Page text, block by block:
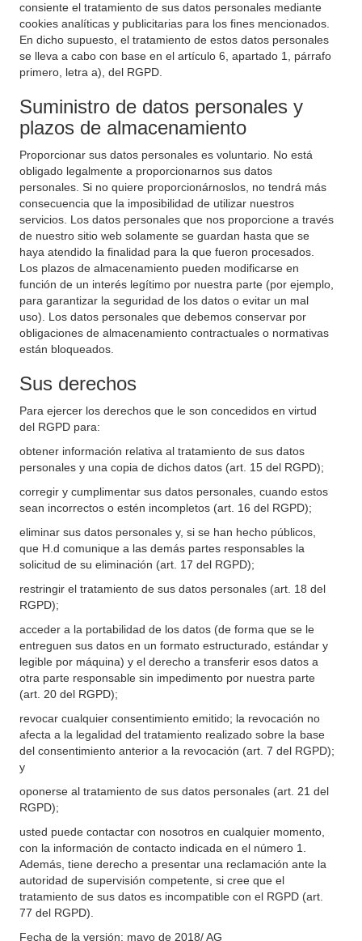
consiente el tratamiento de sus datos personales mediante
cookies analíticas y publicitarias para los fines mencionados.
En dicho supuesto, el tratamiento de estos datos personales
se lleva a cabo con base en el artículo 6, apartado 1, párrafo
primero, letra a), del RGPD.
Suministro de datos personales y
plazos de almacenamiento
Proporcionar sus datos personales es voluntario. No está
obligado legalmente a proporcionarnos sus datos
personales. Si no quiere proporcionárnoslos, no tendrá más
consecuencia que la imposibilidad de utilizar nuestros
servicios. Los datos personales que nos proporcione a través
de nuestro sitio web solamente se guardan hasta que se
haya atendido la finalidad para la que fueron procesados.
Los plazos de almacenamiento pueden modificarse en
función de un interés legítimo por nuestra parte (por ejemplo,
para garantizar la seguridad de los datos o evitar un mal
uso). Los datos personales que debemos conservar por
obligaciones de almacenamiento contractuales o normativas
están bloqueados.
Sus derechos
Para ejercer los derechos que le son concedidos en virtud
del RGPD para:
obtener información relativa al tratamiento de sus datos
personales y una copia de dichos datos (art. 15 del RGPD);
corregir y cumplimentar sus datos personales, cuando estos
sean incorrectos o estén incompletos (art. 16 del RGPD);
eliminar sus datos personales y, si se han hecho públicos,
que H.d comunique a las demás partes responsables la
solicitud de su eliminación (art. 17 del RGPD);
restringir el tratamiento de sus datos personales (art. 18 del
RGPD);
acceder a la portabilidad de los datos (de forma que se le
entreguen sus datos en un formato estructurado, estándar y
legible por máquina) y el derecho a transferir esos datos a
otra parte responsable sin impedimento por nuestra parte
(art. 20 del RGPD);
revocar cualquier consentimiento emitido; la revocación no
afecta a la legalidad del tratamiento realizado sobre la base
del consentimiento anterior a la revocación (art. 7 del RGPD);
y
oponerse al tratamiento de sus datos personales (art. 21 del
RGPD);
usted puede contactar con nosotros en cualquier momento,
con la información de contacto indicada en el número 1.
Además, tiene derecho a presentar una reclamación ante la
autoridad de supervisión competente, si cree que el
tratamiento de sus datos es incompatible con el RGPD (art.
77 del RGPD).
Fecha de la versión: mayo de 2018/ AG